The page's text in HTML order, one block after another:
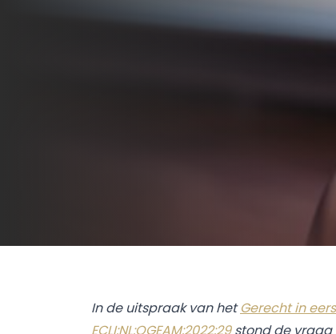
In de uitspraak van hetGerecht in
ECLI:NL:OGEAM:2022:29stond de